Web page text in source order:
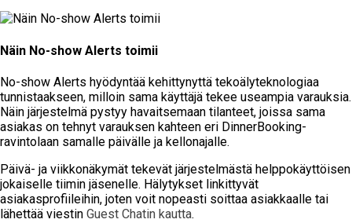
Näin No-show Alerts toimii
No-show Alerts hyödyntää kehittynyttä tekoälyteknologiaa
tunnistaakseen, milloin sama käyttäjä tekee useampia varauksia.
Näin järjestelmä pystyy havaitsemaan tilanteet, joissa sama
asiakas on tehnyt varauksen kahteen eri DinnerBooking-
ravintolaan samalle päivälle ja kellonajalle.
Päivä- ja viikkonäkymät tekevät järjestelmästä helppokäyttöisen
jokaiselle tiimin jäsenelle. Hälytykset linkittyvät
asiakasprofiileihin, joten voit nopeasti soittaa asiakkaalle tai
lähettää viestin Guest Chatin kautta.